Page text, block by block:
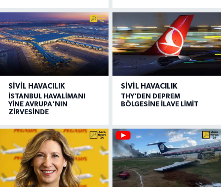
SIVIL HAVACILIK
İSTANBUL HAVALİMANI
YİNE AVRUPA'NIN
ZİRVESİNDE
SIVIL HAVACILIK
THY'DEN DEPREM
BÖLGESİNE İLAVE LİMİT